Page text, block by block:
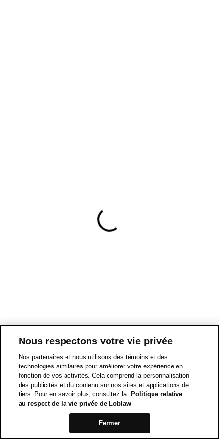
Nous respectons votre vie privée
Nos partenaires et nous utilisons des témoins et des
technologies similaires pour améliorer votre expérience en
fonction de vos activités. Cela comprend la personnalisation
des publicités et du contenu sur nos sites et applications de
tiers. Pour en savoir plus, consultez la
Politique relative
au respect de la vie privée de Loblaw
Fermer